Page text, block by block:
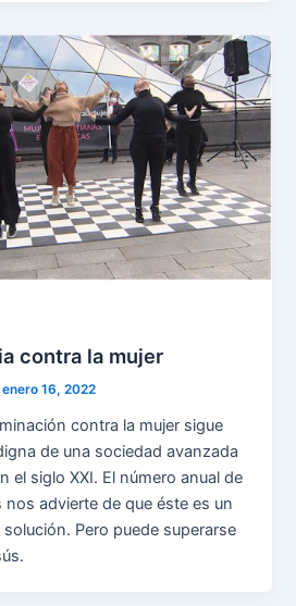
contra la mujer
enero 16, 2022
contra la mujer sigue
de una sociedad avanzada
el siglo XXI. El número anual de
nos advierte de que éste es un
Pero puede superarse